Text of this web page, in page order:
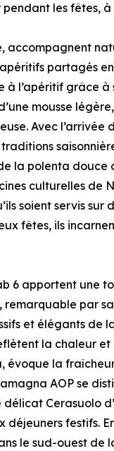
les fêtes,
partagés
l’apéritif grâce
mousse
Avec l’arrivée
la polenta
culturelles de
soient servis
fêtes, ils
6 apportent
par
et élégants de
la chaleur
évoque la
AOP se
Cerasuolo
festifs.
le sud-ouest de